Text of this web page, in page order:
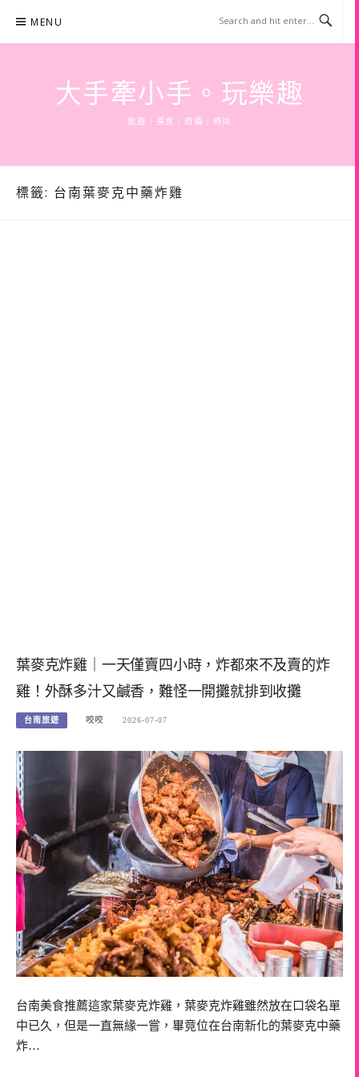
content
MENU
大手牽小手。玩樂趣
旅遊 | 美食 | 商攝 | 時尚
標籤: 台南葉麥克中藥炸雞
葉麥克炸雞｜一天僅賣四小時，炸都來不及賣的炸
雞！外酥多汁又鹹香，難怪一開攤就排到收攤
台南旅遊 咬咬 2026-07-07
台南美食推薦這家葉麥克炸雞，葉麥克炸雞雖然放在口袋名單
中已久，但是一直無緣一嘗，畢竟位在台南新化的葉麥克中藥
炸…